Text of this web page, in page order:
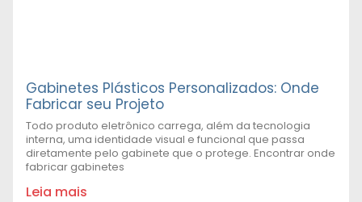
Gabinetes Plásticos Personalizados: Onde
Fabricar seu Projeto
Todo produto eletrônico carrega, além da tecnologia
interna, uma identidade visual e funcional que passa
diretamente pelo gabinete que o protege. Encontrar onde
fabricar gabinetes
Leia mais